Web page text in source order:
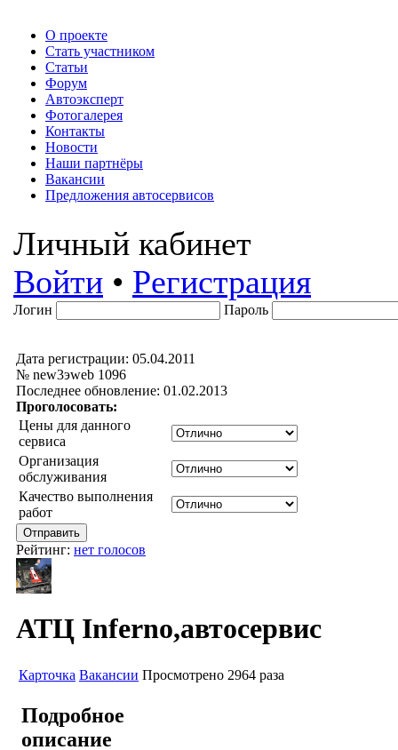
О проекте
Стать участником
Статьи
Форум
Автоэксперт
Фотогалерея
Контакты
Новости
Наши партнёры
Вакансии
Предложения автосервисов
Личный кабинет
Войти • Регистрация
Логин Пароль
Дата регистрации: 05.04.2011
№ new3эweb 1096
Последнее обновление: 01.02.2013
Проголосовать:
Цены для данного
сервиса
Организация
обслуживания
Качество выполнения
работ
Рейтинг: нет голосов
АТЦ Inferno,автосервис
Карточка Вакансии Просмотрено 2964 раза
Подробное
описание